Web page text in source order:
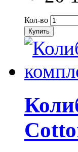
Кол-во
Купить